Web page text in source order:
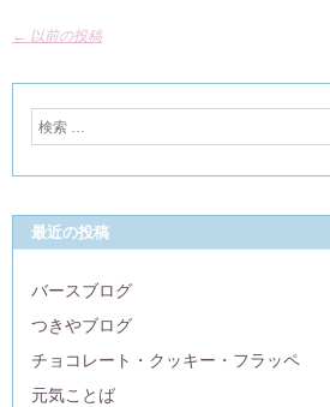
← 以前の投稿
最近の投稿
バースブログ
つきやブログ
チョコレート・クッキー・フラッペ
元気ことば